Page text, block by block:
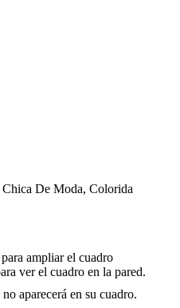
Chica De Moda, Colorida
ampliar el cuadro
ver el cuadro en la pared.
aparecerá en su cuadro.